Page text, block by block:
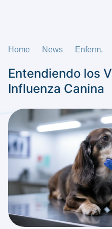
Home News Enferm.
Entendiendo los
Influenza Canina